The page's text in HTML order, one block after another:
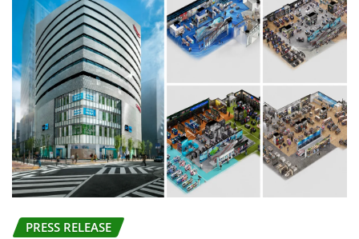
PRESS RELEASE